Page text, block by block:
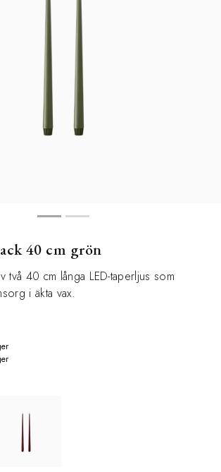
40 cm grön
två 40 cm långa LED-taperljus som
i äkta vax.